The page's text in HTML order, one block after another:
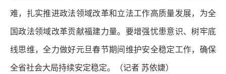
难，扎实推进政法领域改革和立法工作高质量发展，为全
国政法领域改革贡献福建力量。要增强忧患意识、树牢底
线思维，全力做好元旦春节期间维护安全稳定工作，确保
全省社会大局持续安定稳定。（记者 苏依婕）